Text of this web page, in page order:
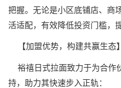
把握。无论是小区底铺店、商
活适配，有效降低投资门槛，
【加盟优势，构建共赢生态】
裕禧日式拉面致力于为合作
持，助力其快速步入正轨：